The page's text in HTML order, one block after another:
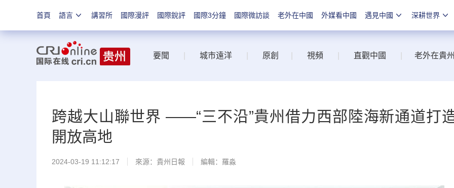
首頁 語言 講習所 國際漫評 國際銳評 國際3分鐘 國際微訪談 老外在中國 外媒看中國 遇見中國 深耕世界
要聞 城市遠洋 原創 視頻 直觀中國 老外在貴州
跨越大山聯世界 ——“三不沿”貴州借力西部陸海新通道打
開放高地
2024-03-19 11:12:17 來源： 貴州日報 編輯：羅淼